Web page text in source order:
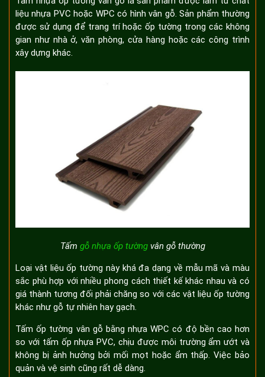
liệu nhựa PVC hoặc WPC có hình vân gỗ. Sản phẩm thường
được sử dụng để trang trí hoặc ốp tường trong các không
gian như nhà ở, văn phòng, cửa hàng hoặc các công trình
xây dựng khác.
Tấm gỗ nhựa ốp tườngvân gỗ thường
Loại vật liệu ốp tường này khá đa dạng về mẫu mã và màu
sắc phù hợp với nhiều phong cách thiết kế khác nhau và có
giá thành tương đối phải chăng so với các vật liệu ốp tường
khác như gỗ tự nhiên hay gạch.
Tấm ốp tường vân gỗ bằng nhựa WPC có độ bền cao hơn
so với tấm ốp nhựa PVC, chịu được môi trường ẩm ướt và
không bị ảnh hưởng bởi mối mọt hoặc ẩm thấp. Việc bảo
quản và vệ sinh cũng rất dễ dàng.